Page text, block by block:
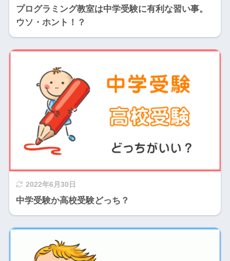
プログラミング教室は中学受験に有利な習い事。
ウソ・ホント！？
2022年6月30日
中学受験か高校受験どっち？